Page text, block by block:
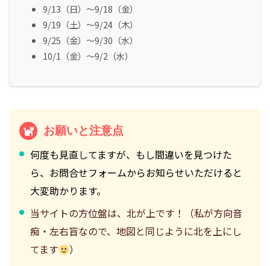
9/13（日）～9/18（金）
9/19（土）～9/24（木）
9/25（金）～9/30（水）
10/1（金）～9/2（水）
お願いと注意点
何度も見直してますが、もし間違いを見つけた
ら、お問合せフォームからお知らせいただけると
大変助かります。
当サイトの方位盤は、北が上です！（私が方向音
痴・左右盲なので、地図と同じように北を上にし
てます
）